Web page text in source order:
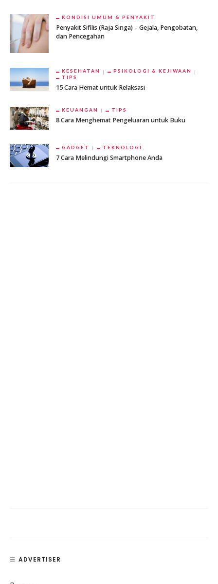
KONDISI UMUM & PENYAKIT
Penyakit Sifilis (Raja Singa) – Gejala, Pengobatan,
dan Pencegahan
KESEHATAN
PSIKOLOGI & KEJIWAAN
TIPS
15 Cara Hemat untuk Relaksasi
KEUANGAN TIPS
8 Cara Menghemat Pengeluaran untuk Buku
GADGET TEKNOLOGI
7 Cara Melindungi Smartphone Anda
ADVERTISER